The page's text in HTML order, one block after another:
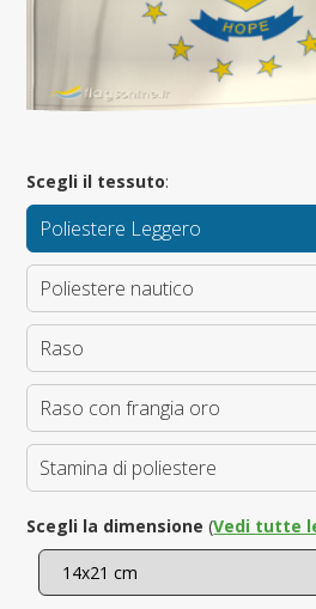
Scegli il tessuto:
Poliestere Leggero
Poliestere nautico
Raso
Raso con frangia oro
Stamina di poliestere
Scegli la dimensione (Vedi tutte